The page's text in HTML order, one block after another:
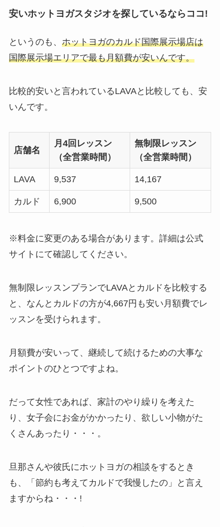
安いホットヨガスタジオを探しているならココ!
というのも、 ホットヨガのカルド国際展示場店は
国際展示場エリアで最も月額費が安いんです。
比較的安いと言われているLAVAと比較しても、安
いんです。
店舗名
月4回レッスン
（全営業時間）
無制限レッスン
（全営業時間）
LAVA 9,537 14,167
カルド 6,900 9,500
※料金に変更のある場合があります。詳細は公式
サイトにて確認してください。
無制限レッスンプランでLAVAとカルドを比較する
と、なんと カルドの方が4,667円も安い月額費でレ
ッスンを受けられます。
月額費が安いって、継続して続けるための大事な
ポイントのひとつですよね。
だって女性であれば、家計のやり繰りを考えた
り、女子会にお金がかかったり、欲しい小物がた
くさんあったり・・・。
旦那さんや彼氏にホットヨガの相談をするとき
も、「節約も考えてカルドで我慢したの」と言え
ますからね・・・!